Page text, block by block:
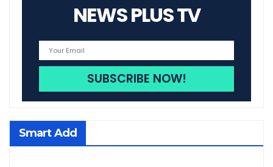
NEWS PLUS TV
Smart Add